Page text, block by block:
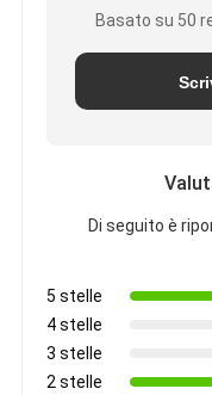
Basato su 50
Di seguito è
5 stelle
4 stelle
3 stelle
2 stelle